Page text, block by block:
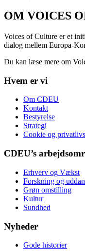
OM VOICES
Voices of Culture er et
dialog mellem Europa-
Du kan læse mere om
Hvem er vi
Om CDEU
Kontakt
Bestyrelse
Strategi
Cookie og
CDEU’s
Erhverv og Vækst
Forskning og
Grøn omstilling
Kultur
Sundhed
Nyheder
Gode historier